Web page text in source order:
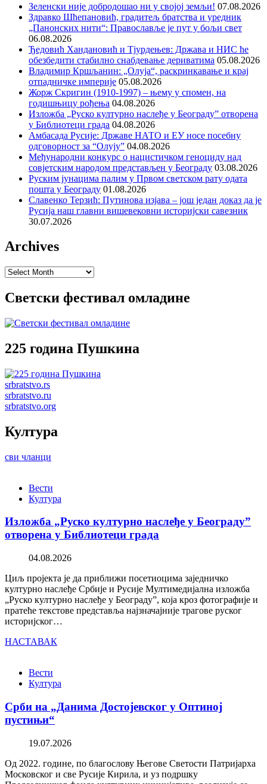
Зеленски није добродошао ни у својој земљи! 07.08.2026
Здравко Шћепановић, градитељ братства и уредник
„Панонских нити“: Православље је пут у бољи свет
06.08.2026
Ђедовић Хандановић и Тјурдењев: Држава и НИС ће
обезбедити стабилно снабдевање дериватима 05.08.2026
Владимир Кршљанин: „Олуја“, раскринкавање и крај
отпадничке империје 05.08.2026
Жорж Скригин (1910-1997) – њему у спомен, на
годишњицу рођења 04.08.2026
Изложба „Руско културно наслеђе у Београду” отворена
у Библиотеци града 04.08.2026
Амбасада Русије: Државе НАТО и ЕУ носе посебну
одговорност за “Олују” 04.08.2026
Међународни конкурс о нацистичком геноциду над
совјетским народом представљен у Београду 03.08.2026
Руским јунацима палим у Првом светском рату одата
пошта у Београду 01.08.2026
Славенко Терзић: Путинова изјава – још један доказ да је
Русија наш главни вишевековни историјски савезник
30.07.2026
Archives
Archives
Светски фестивал омладине
225 година Пушкина
srbratstvo.rs
srbratstvo.ru
srbratstvo.org
Култура
сви чланци
Вести
Култура
Изложба „Руско културно наслеђе у Београду”
отворена у Библиотеци града
04.08.2026
Циљ пројекта је да приближи посетиоцима заједничко
културно наслеђе Србије и Русије Мултимедијална изложба
„Руско културно наслеђе у Београду”, која кроз фотографије и
пратеће текстове представља најзначајније трагове руског
историјског…
НАСТАВАК
Вести
Култура
Срби на „Данима Достојевског у Оптиној
пустињи“
19.07.2026
Од 2022. године, по благослову Његове Светости Патријарха
Московског и све Русије Кирила, и уз подршку